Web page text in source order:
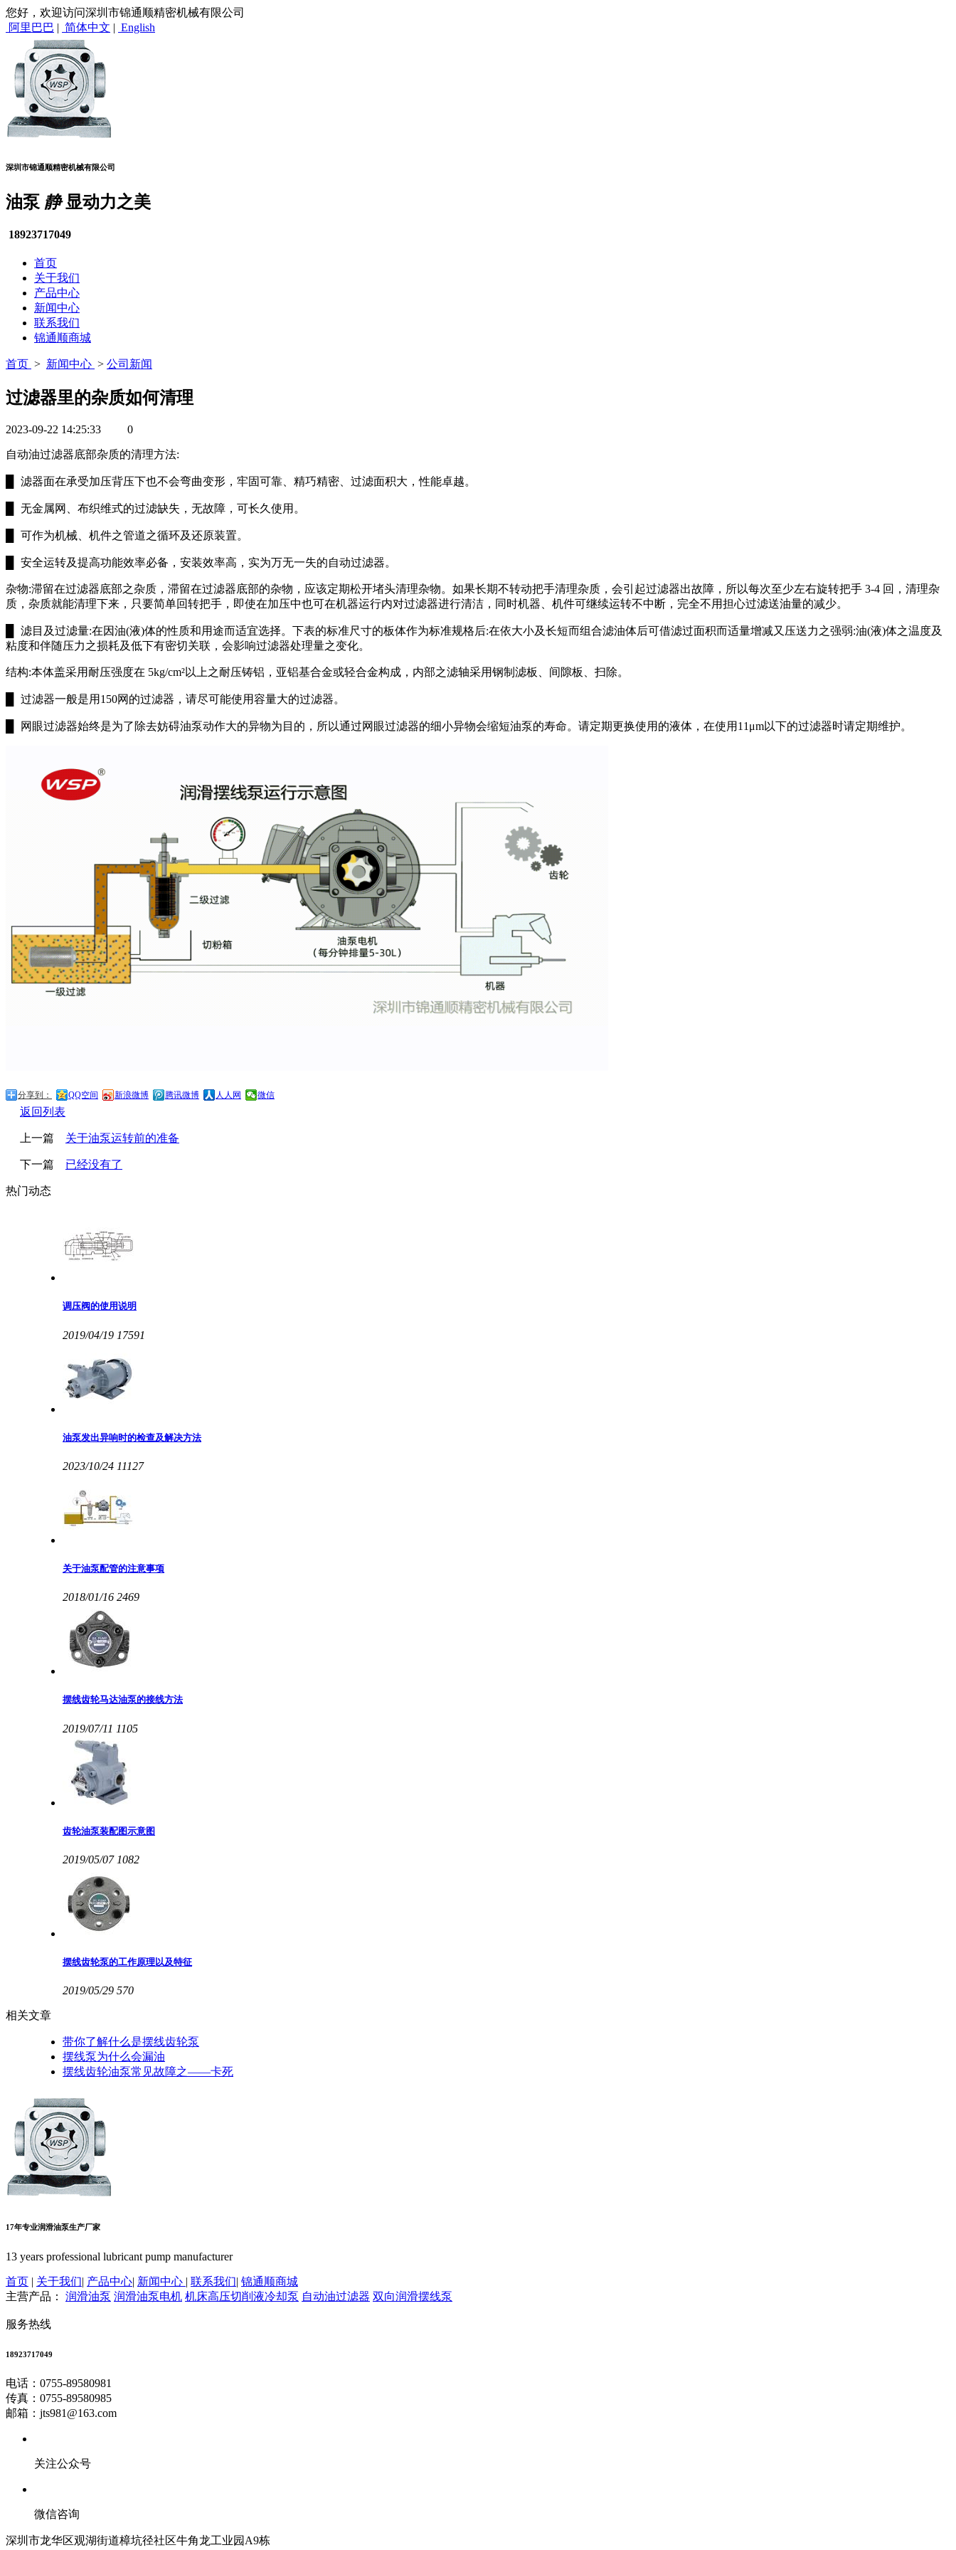
您好，欢迎访问深圳市锦通顺精密机械有限公司
阿里巴巴 | 简体中文 | English
深圳市锦通顺精密机械有限公司
油泵 静显动力之美
18923717049
首页
关于我们
产品中心
新闻中心
联系我们
锦通顺商城
首页 > 新闻中心 > 公司新闻
过滤器里的杂质如何清理
2023-09-22 14:25:33 0
自动油过滤器底部杂质的清理方法:
滤器面在承受加压背压下也不会弯曲变形，牢固可靠、精巧精密、过滤面积大，性能卓越。
无金属网、布织维式的过滤缺失，无故障，可长久使用。
可作为机械、机件之管道之循环及还原装置。
安全运转及提高功能效率必备，安装效率高，实为万无一失的自动过滤器。
杂物:滞留在过滤器底部之杂质，滞留在过滤器底部的杂物，应该定期松开堵头清理杂物。如果长期不转动把手清理杂质，会引起过滤器出故障，所以每次至少左右旋转把手 3-4 回，清理杂
质，杂质就能清理下来，只要简单回转把手，即使在加压中也可在机器运行内对过滤器进行清洁，同时机器、机件可继续运转不中断，完全不用担心过滤送油量的减少。
滤目及过滤量:在因油(液)体的性质和用途而适宜选择。下表的标准尺寸的板体作为标准规格后:在依大小及长短而组合滤油体后可借滤过面积而适量增减又压送力之强弱:油(液)体之温度及
粘度和伴随压力之损耗及低下有密切关联，会影响过滤器处理量之变化。
结构:本体盖采用耐压强度在 5kg/cm²以上之耐压铸铝，亚铝基合金或轻合金构成，内部之滤轴采用钢制滤板、间隙板、扫除。
过滤器一般是用150网的过滤器，请尽可能使用容量大的过滤器。
网眼过滤器始终是为了除去妨碍油泵动作大的异物为目的，所以通过网眼过滤器的细小异物会缩短油泵的寿命。请定期更换使用的液体，在使用11μm以下的过滤器时请定期维护。
分享到： QQ空间 新浪微博 腾讯微博 人人网 微信
返回列表
上一篇 关于油泵运转前的准备
下一篇 已经没有了
热门动态
调压阀的使用说明
2019/04/19 17591
油泵发出异响时的检查及解决方法
2023/10/24 11127
关于油泵配管的注意事项
2018/01/16 2469
摆线齿轮马达油泵的接线方法
2019/07/11 1105
齿轮油泵装配图示意图
2019/05/07 1082
摆线齿轮泵的工作原理以及特征
2019/05/29 570
相关文章
带你了解什么是摆线齿轮泵
摆线泵为什么会漏油
摆线齿轮油泵常见故障之——卡死
17年专业润滑油泵生产厂家
13 years professional lubricant pump manufacturer
首页 | 关于我们| 产品中心| 新闻中心 | 联系我们| 锦通顺商城
主营产品： 润滑油泵 润滑油泵电机 机床高压切削液冷却泵 自动油过滤器 双向润滑摆线泵
服务热线
18923717049
电话：0755-89580981
传真：0755-89580985
邮箱：jts981@163.com
关注公众号
微信咨询
深圳市龙华区观湖街道樟坑径社区牛角龙工业园A9栋